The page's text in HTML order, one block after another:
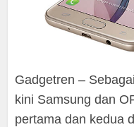
Gadgetren –
kini Samsung dan
pertama dan kedua